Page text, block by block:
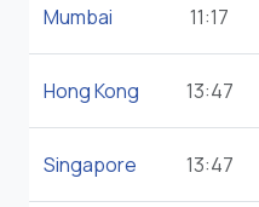
Mumbai 11:17
Hong Kong 13:47
Singapore 13:47